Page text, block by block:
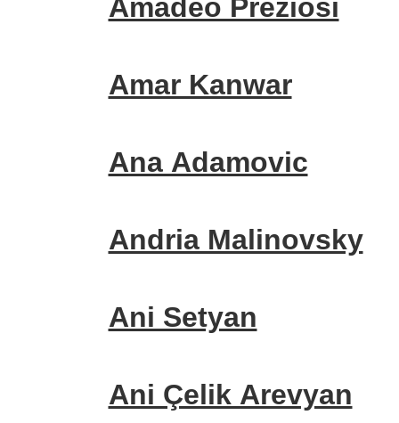
Amadeo Preziosi
Amar Kanwar
Ana Adamovic
Andria Malinovsky
Ani Setyan
Ani Çelik Arevyan